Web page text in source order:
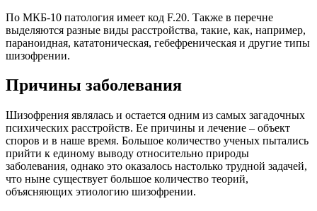
По МКБ-10 патология имеет код F.20. Также в перечне
выделяются разные виды расстройства, такие, как, например,
параноидная, кататоническая, гебефреническая и другие типы
шизофрении.
Причины заболевания
Шизофрения являлась и остается одним из самых загадочных
психических расстройств. Ее причины и лечение – объект
споров и в наше время. Большое количество ученых пытались
прийти к единому выводу относительно природы
заболевания, однако это оказалось настолько трудной задачей,
что ныне существует большое количество теорий,
объясняющих этиологию шизофрении.